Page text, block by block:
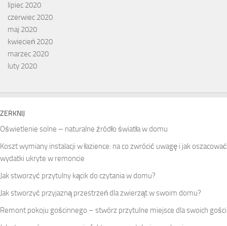
lipiec 2020
czerwiec 2020
maj 2020
kwiecień 2020
marzec 2020
luty 2020
ZERKNIJ
Oświetlenie solne – naturalne źródło światła w domu
Koszt wymiany instalacji w łazience: na co zwrócić uwagę i jak oszacować
wydatki ukryte w remoncie
Jak stworzyć przytulny kącik do czytania w domu?
Jak stworzyć przyjazną przestrzeń dla zwierząt w swoim domu?
Remont pokoju gościnnego – stwórz przytulne miejsce dla swoich gości